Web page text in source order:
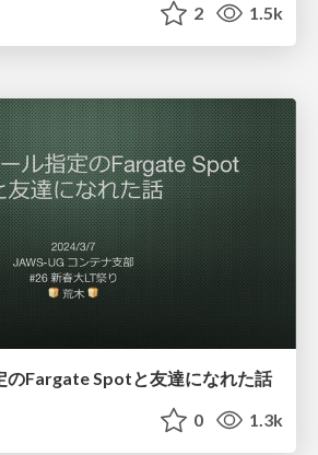
2 1.5k
のFargate Spotと友達になれた話
0 1.3k